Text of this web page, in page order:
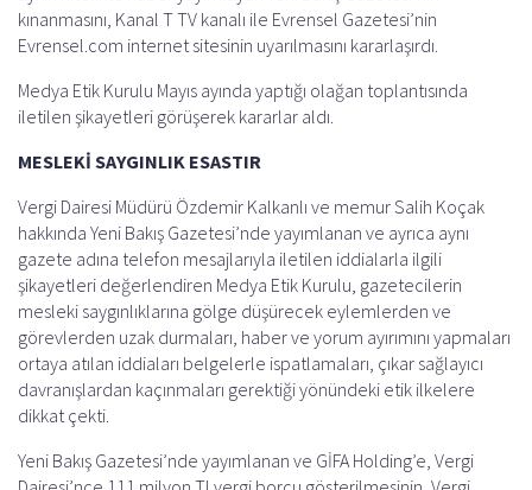
o
o
A
p
r
a
d
s
kınanmasını, Kanal T TV kanalı ile Evrensel Gazetesi’nin
Evrensel.com internet sitesinin uyarılmasını kararlaşırdı.
Medya Etik Kurulu Mayıs ayında yaptığı olağan toplantısında
iletilen şikayetleri görüşerek kararlar aldı.
MESLEKİ SAYGINLIK ESASTIR
Vergi Dairesi Müdürü Özdemir Kalkanlı ve memur Salih Koçak
hakkında Yeni Bakış Gazetesi’nde yayımlanan ve ayrıca aynı
gazete adına telefon mesajlarıyla iletilen iddialarla ilgili
şikayetleri değerlendiren Medya Etik Kurulu, gazetecilerin
mesleki saygınlıklarına gölge düşürecek eylemlerden ve
görevlerden uzak durmaları, haber ve yorum ayırımını yapmaları
ortaya atılan iddiaları belgelerle ispatlamaları, çıkar sağlayıcı
davranışlardan kaçınmaları gerektiği yönündeki etik ilkelere
dikkat çekti.
Yeni Bakış Gazetesi’nde yayımlanan ve GİFA Holding’e, Vergi